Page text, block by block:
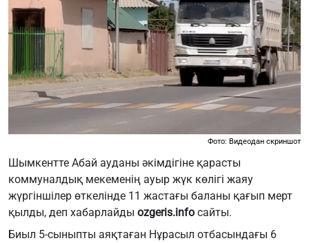
Фото: Видеодан скриншот
Шымкентте Абай ауданы әкімдігіне қарасты
коммуналдық мекеменің ауыр жүк көлігі жаяу
жүргіншілер өткелінде 11 жастағы баланы қағып мерт
қылды, деп хабарлайды ozgeris.info сайты.
Биыл 5-сыныпты аяқтаған Нұрасыл отбасындағы 6